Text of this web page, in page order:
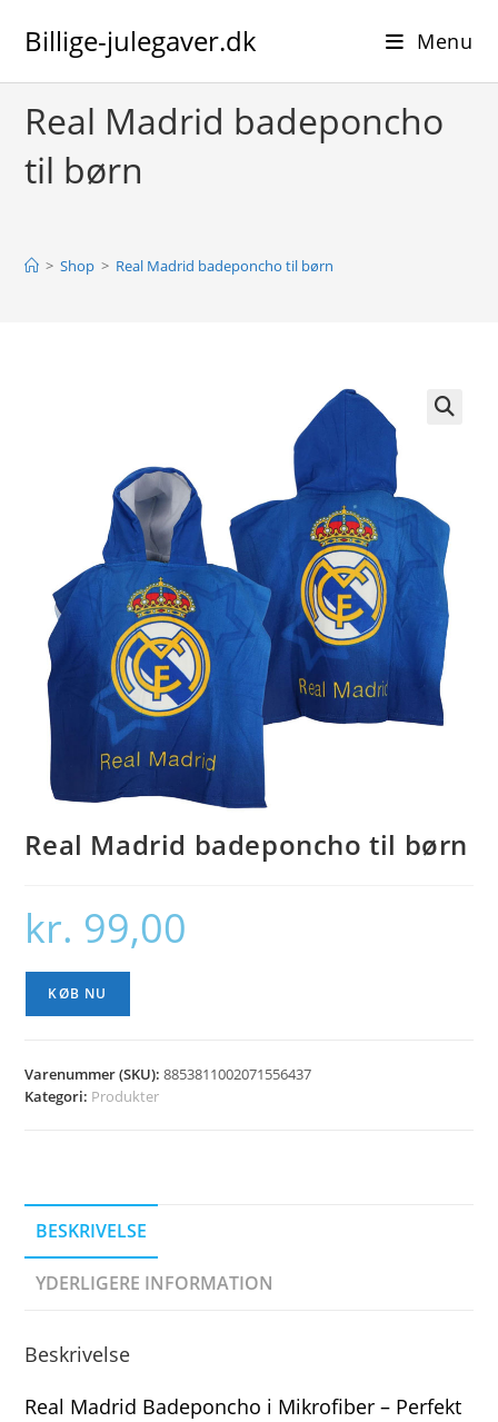
Billige-julegaver.dk Menu
Real Madrid badeponcho
til børn
> Shop > Real Madrid badeponcho til børn
Real Madrid badeponcho til børn
kr. 99,00
KØB NU
Varenummer (SKU):8853811002071556437
Kategori: Produkter
BESKRIVELSE
YDERLIGERE INFORMATION
Beskrivelse
Real Madrid Badeponcho i Mikrofiber – Perfekt